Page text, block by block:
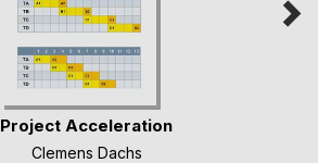
Project Acceleration
Clemens Dachs